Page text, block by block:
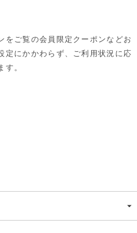
をご覧の会員限定クーポンなどお
定にかかわらず、ご利用状況に応
。